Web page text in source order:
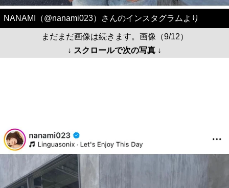
NANAMI（@nanami023）さんのインスタグラムより
まだまだ画像は続きます。画像（9/12）
↓ スクロールで次の写真 ↓